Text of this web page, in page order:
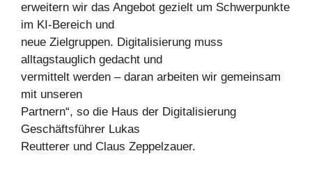
erweitern wir das Angebot gezielt um Schwerpunkte
im KI-Bereich und
neue Zielgruppen. Digitalisierung muss
alltagstauglich gedacht und
vermittelt werden – daran arbeiten wir gemeinsam
mit unseren
Partnern“, so die Haus der Digitalisierung
Geschäftsführer Lukas
Reutterer und Claus Zeppelzauer.